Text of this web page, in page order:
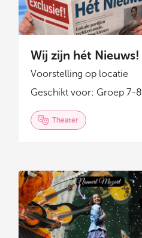
Wij zijn hét Nieuws!
Voorstelling op locatie
Geschikt voor: Groep 7-8
Theater